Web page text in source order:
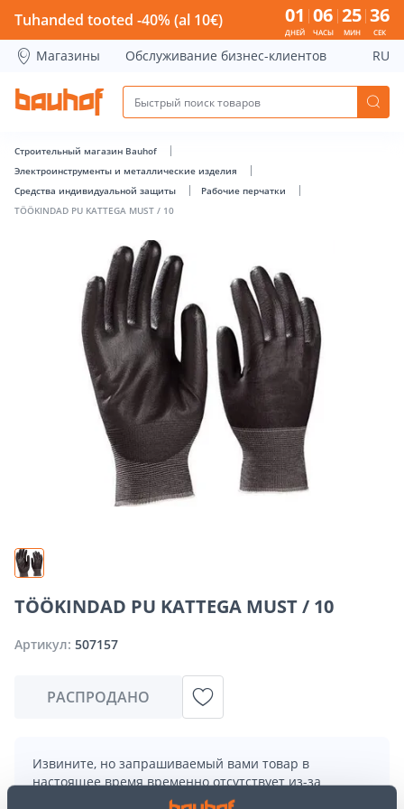
TÖÖKINDAD PU KATTEGA MUST / 10 - Bauhof has loaded
Tuhanded tooted -40% (al 10€) 01
ДНЕЙ
06
ЧАСЫ
25
МИН
36
СЕК
Магазины Обслуживание бизнес-клиентов RU
Строительный магазин Bauhof
Электроинструменты и металлические изделия
Средства индивидуальной защиты
Рабочие перчатки
TÖÖKINDAD PU KATTEGA MUST / 10
TÖÖKINDAD PU KATTEGA MUST / 10
Артикул: 507157
РАСПРОДАНО
Извините, но запрашиваемый вами товар в
настоящее время временно отсутствует из-за
большого спроса. Однако мы предлагаем отличные